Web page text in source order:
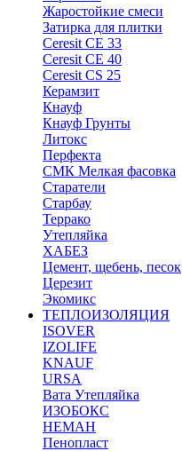
Жаростойкие смеси
Затирка для плитки
Ceresit CE 33
Ceresit CE 40
Ceresit CS 25
Керамзит
Кнауф
Кнауф Грунты
Литокс
Перфекта
СМК Мелкая фасовка
Старатели
Старбау
Террако
Утепляйка
ХАБЕЗ
Цемент, щебень, песок
Церезит
Экомикс
ТЕПЛОИЗОЛЯЦИЯ
ISOVER
IZOLIFE
KNAUF
URSA
Вата Утепляйка
ИЗОБОКС
НЕМАН
Пенопласт